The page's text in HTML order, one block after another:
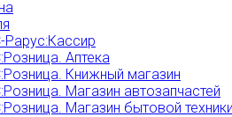
Рарус:Кассир
Аптека
Книжный магазин
Магазин автозапчастей
Магазин бытовой